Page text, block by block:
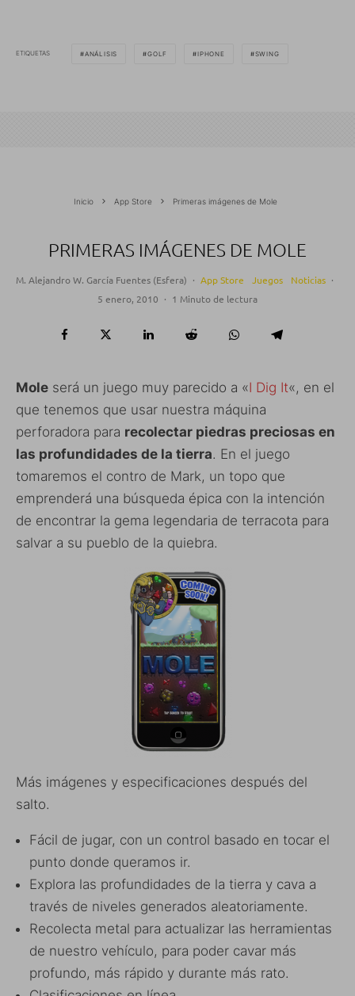
ETIQUETAS ANÁLISIS GOLF IPHONE SWING
Inicio App Store Primeras imágenes de Mole
PRIMERAS IMÁGENES DE MOLE
M. Alejandro W. García Fuentes (Esfera) · App Store Juegos Noticias ·
5 enero, 2010 · 1 Minuto de lectura
Mole será un juego muy parecido a «I Dig It«, en el
que tenemos que usar nuestra máquina
perforadora para recolectar piedras preciosas en
las profundidades de la tierra. En el juego
tomaremos el contro de Mark, un topo que
emprenderá una búsqueda épica con la intención
de encontrar la gema legendaria de terracota para
salvar a su pueblo de la quiebra.
Más imágenes y especificaciones después del
salto.
Fácil de jugar, con un control basado en tocar el
punto donde queramos ir.
Explora las profundidades de la tierra y cava a
través de niveles generados aleatoriamente.
Recolecta metal para actualizar las herramientas
de nuestro vehículo, para poder cavar más
profundo, más rápido y durante más rato.